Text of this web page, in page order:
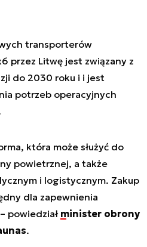
transporterów
przez Litwę jest związany z
do 2030 roku i i jest
potrzeb operacyjnych
która może służyć do
powietrznej, a także
i logistycznym. Zakup
dla zapewnienia
powiedział minister obrony
.